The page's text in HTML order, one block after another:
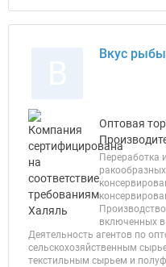
Вкус
Оптовая
Переработка
включенных в
Деятельность агентов по
сельскохозяйственным
текстильным сырьем и